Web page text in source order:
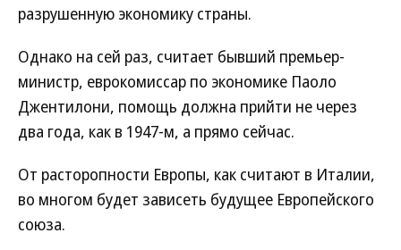
разрушенную экономику страны.
Однако на сей раз, считает бывший премьер-
министр, еврокомиссар по экономике Паоло
Джентилони, помощь должна прийти не через
два года, как в 1947-м, а прямо сейчас.
От расторопности Европы, как считают в Италии,
во многом будет зависеть будущее Европейского
союза.